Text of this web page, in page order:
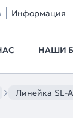
Информация
НАШИ
Линейка SL-